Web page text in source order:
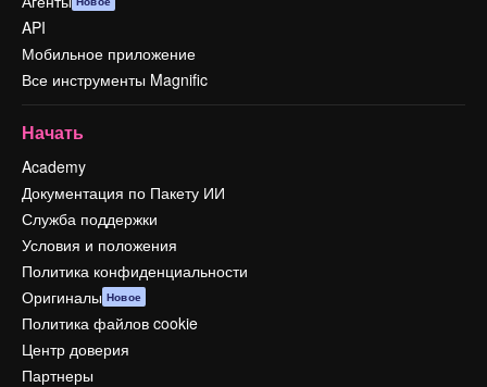
API
Мобильное приложение
Все инструменты Magnific
Начать
Academy
Документация по Пакету ИИ
Служба поддержки
Условия и положения
Политика конфиденциальности
Оригиналы Новое
Политика файлов cookie
Центр доверия
Партнеры